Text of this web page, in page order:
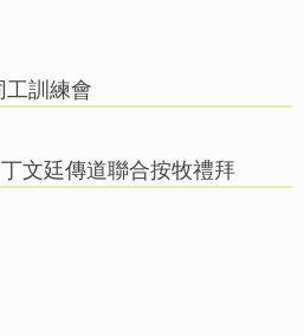
訓練會
文廷傳道聯合按牧禮拜